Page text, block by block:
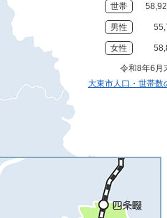
世帯
男性
女性
令和8年6月
大東市人口・世帯数